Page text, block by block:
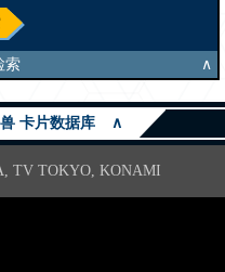
索 ∧
卡片数据库 ∧
TV TOKYO, KONAMI